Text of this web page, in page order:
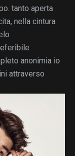
tanto aperta
nella cintura
anonimia io
attraverso